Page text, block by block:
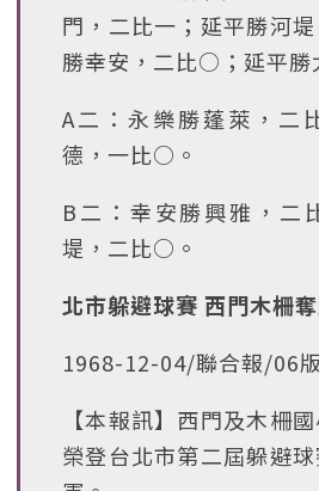
門，二比一；延平勝河
勝幸安，二比○；延平勝
A二：永樂勝蓬萊，二
德，一比○。
B二：幸安勝興雅，二
堤，二比○。
北市躲避球賽 西門木柵
1968-12-04/聯合報/06
【本報訊】西門及木柵
榮登台北市第二屆躲避